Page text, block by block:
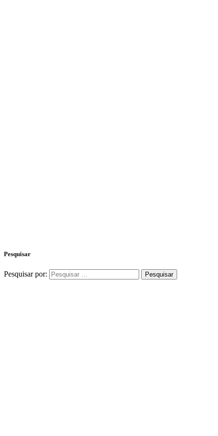
Pesquisar
Pesquisar por: